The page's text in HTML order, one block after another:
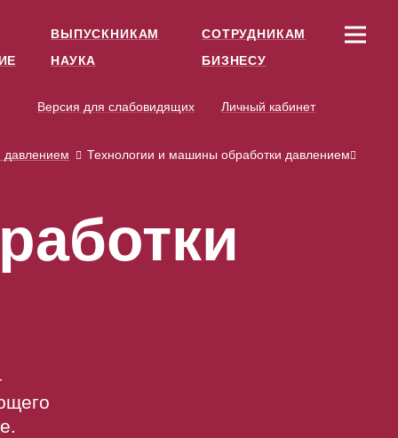
ВЫПУСКНИКАМ
СОТРУДНИКАМ
НАУКА БИЗНЕСУ
Версия для слабовидящих Личный кабинет
давлением Технологии и машины обработки давлением